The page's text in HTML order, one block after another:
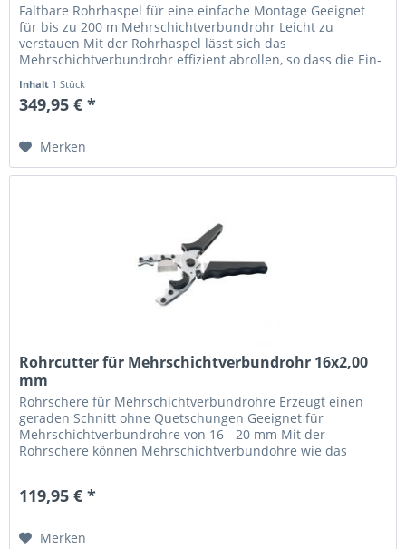
Faltbare Rohrhaspel für eine einfache Montage Geeignet
für bis zu 200 m Mehrschichtverbundrohr Leicht zu
verstauen Mit der Rohrhaspel lässt sich das
Mehrschichtverbundrohr effizient abrollen, so dass die Ein-
Inhalt 1 Stück
349,95 € *
Merken
Rohrcutter für Mehrschichtverbundrohr 16x2,00
mm
Rohrschere für Mehrschichtverbundrohre Erzeugt einen
geraden Schnitt ohne Quetschungen Geeignet für
Mehrschichtverbundrohre von 16 - 20 mm Mit der
Rohrschere können Mehrschichtverbundohre wie das
119,95 € *
Merken